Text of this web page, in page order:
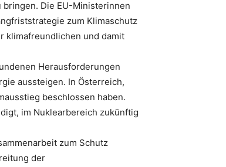
Die EU-Ministerinnen
zum Klimaschutz
klimafreundlichen und damit
Herausforderungen
aussteigen. In Österreich,
beschlossen haben.
im Nuklearbereich zukünftig
zum Schutz
der